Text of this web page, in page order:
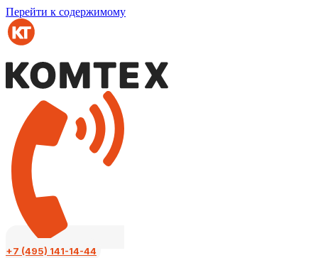
Перейти к содержимому
+7 (495) 141-14-44